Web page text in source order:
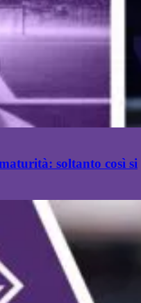
soltanto così si